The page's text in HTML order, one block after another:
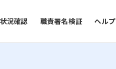
況確認 職責署名検証 ヘルプ